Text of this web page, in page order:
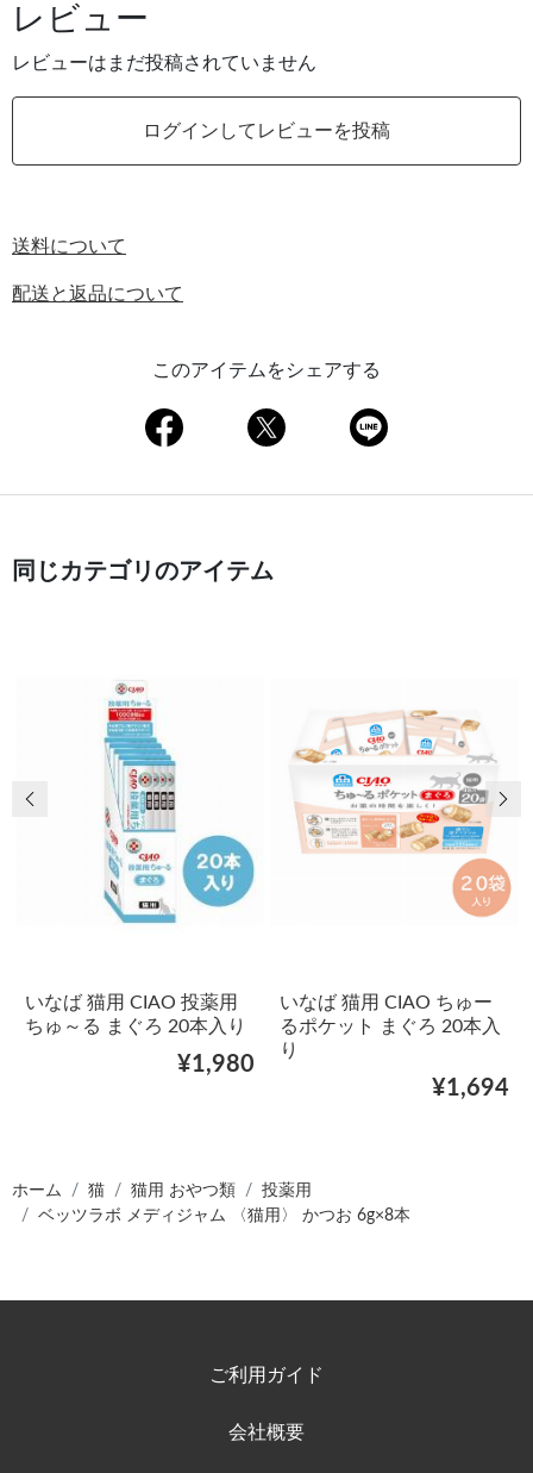
レビュー
レビューはまだ投稿されていません
ログインしてレビューを投稿
送料について
配送と返品について
このアイテムをシェアする
同じカテゴリのアイテム
いなば 猫用 CIAO 投薬用
ちゅ～る まぐろ 20本入り
¥1,980
いなば 猫用 CIAO ちゅー
るポケット まぐろ 20本入
り
¥1,694
前の画像 次
ホーム 猫 猫用 おやつ類
投薬用
ベッツラボ メディジャム 〈猫用〉 かつお 6g×8本
ご利用ガイド
会社概要